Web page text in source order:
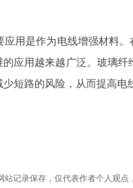
用是作为电线增强材料
应用越来越广泛。玻璃
短路的风险，从而提高电
站记录保存，仅代表作者个人观